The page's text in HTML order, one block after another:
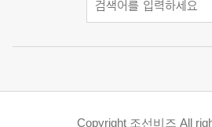
Copyright 조선비즈 All